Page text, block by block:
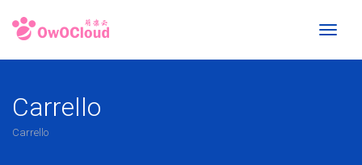
Toggle
Carrello
Carrello